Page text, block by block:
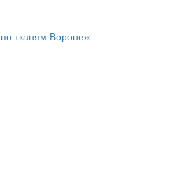
тканям Воронеж